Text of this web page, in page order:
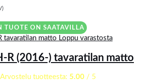
TUOTE ON SAATAVILLA
Loppu varastosta
R (2016-) tavaratilan matto
Arvostelu tuotteesta: 5.00 / 5